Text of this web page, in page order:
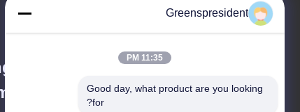
Material
Co.,Ltd
Greenspresident
11:35 PM
Good day, what product are you looking
for?